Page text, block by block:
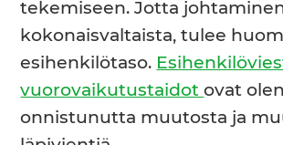
tekemiseen. Jotta
kokonaisvaltaista, tulee
esihenkilötaso.
vuorovaikutustaidotovat
onnistunutta muutosta ja